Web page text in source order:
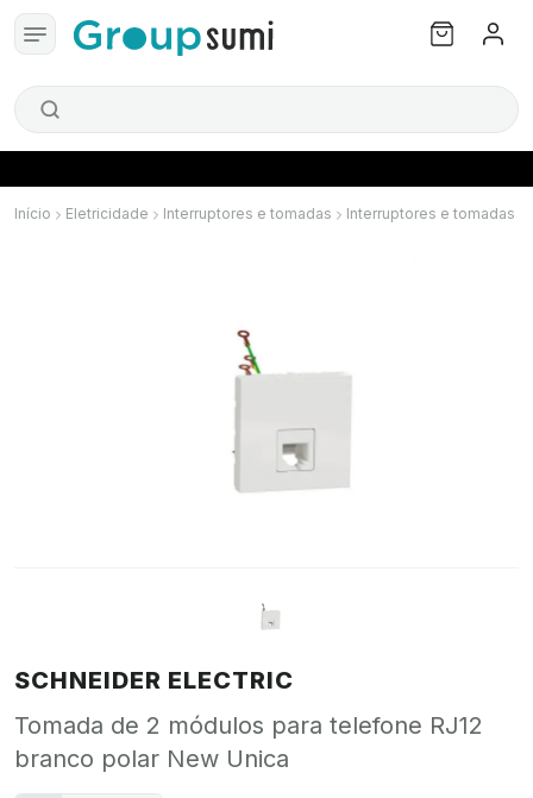
Início Eletricidade Interruptores e tomadas Interruptores e tomadas
SCHNEIDER ELECTRIC
Tomada de 2 módulos para telefone RJ12
branco polar New Unica